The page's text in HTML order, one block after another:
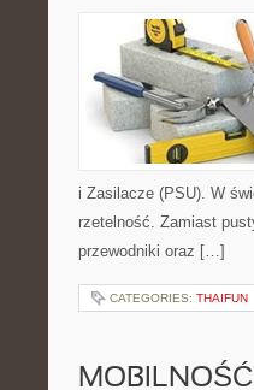
i Zasilacze (PSU). W
rzetelność. Zamiast
przewodniki oraz […]
CATEGORIES: THAIFUN